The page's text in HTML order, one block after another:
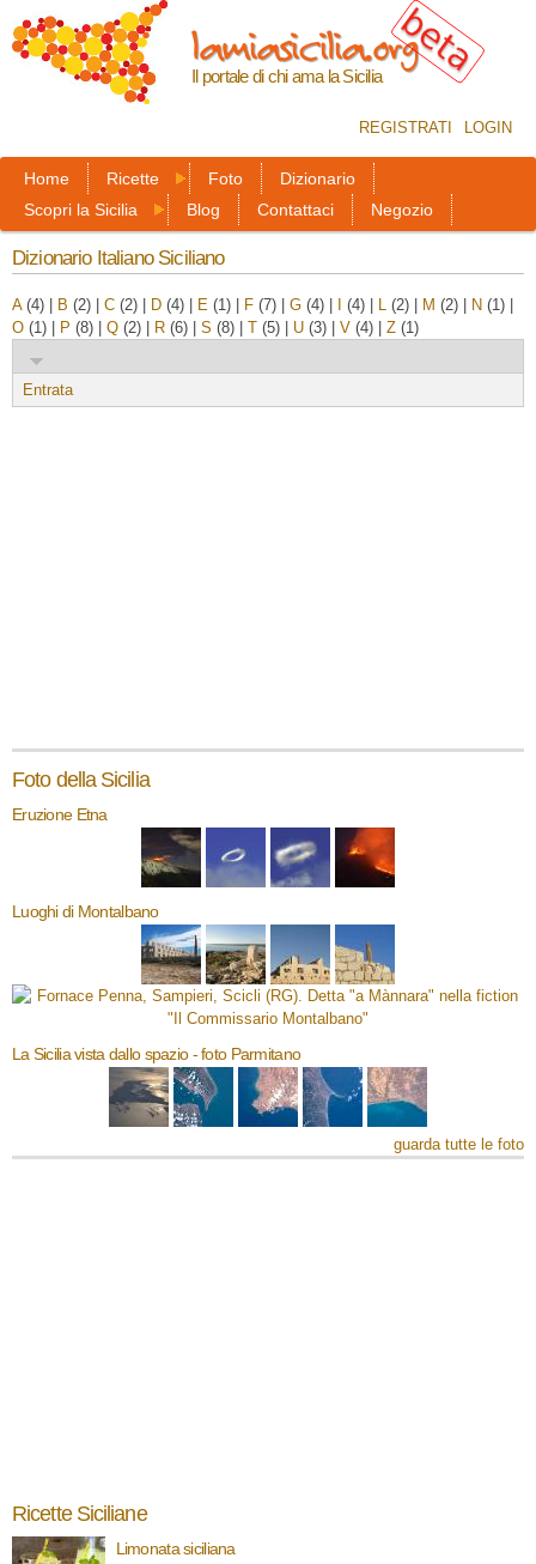
contenuto
principale
lamiasicilia.org
Il portale di chi ama la Sicilia
REGISTRATI LOGIN
Home Ricette Foto
Dizionario
Scopri la Sicilia
Blog Contattaci Negozio
Dizionario Italiano Siciliano
A(4) B (2) C (2) D (4) E (1) F (7) G (4) (4) L (2) M (2) N (1)
O (1) P (8) Q (2) R (6) S (8) T (5) U (3) V (4) Z (1)
Entrata
Foto della Sicilia
Eruzione Etna
Luoghi di Montalbano
La Sicilia vista dallo spazio - foto Parmitano
guarda tutte le foto
Ricette Siciliane
Limonata siciliana